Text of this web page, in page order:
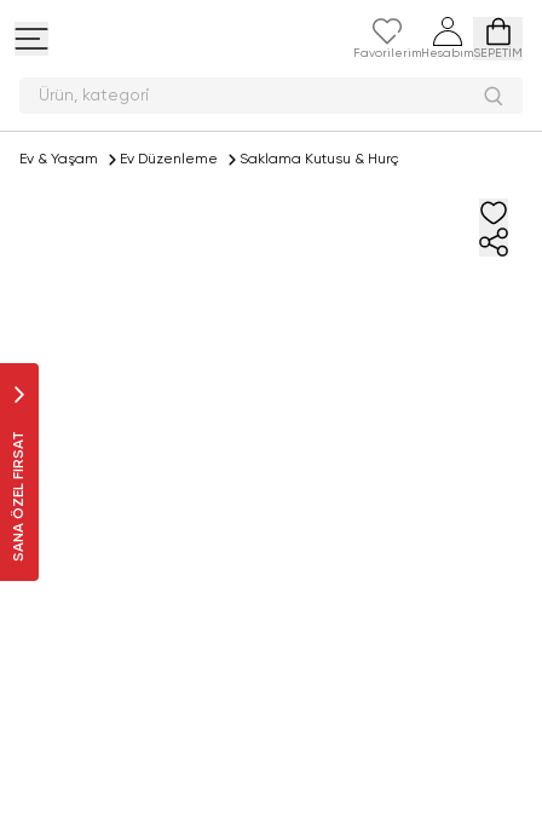
Favorilerim HesabımSEPETİM
Ürün, kat
SANA ÖZEL FIRSAT
Ev & Yaşam Ev Düzenleme Saklama Kutusu & Hurç